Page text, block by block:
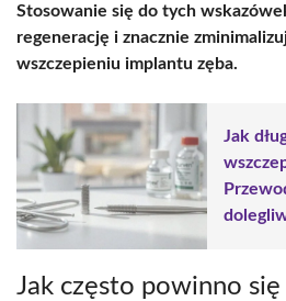
Stosowanie się do tych
regenerację i znacznie
wszczepieniu implantu zęba.
Jak
Jak często powinno